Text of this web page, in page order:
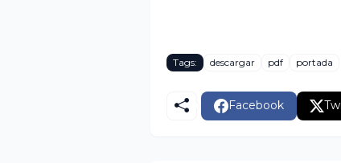
Tags: descargar pdf portada
Facebook